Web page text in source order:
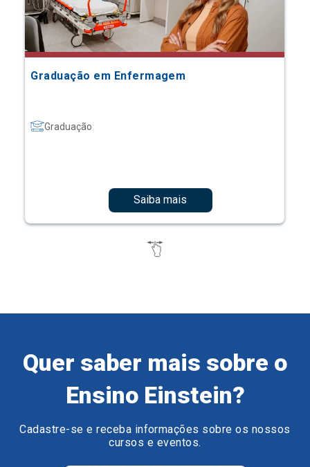
Graduação em Enfermagem
Graduação
Saiba mais
Quer saber mais sobre o
Ensino Einstein?
Cadastre-se e receba informações sobre os nossos
cursos e eventos.